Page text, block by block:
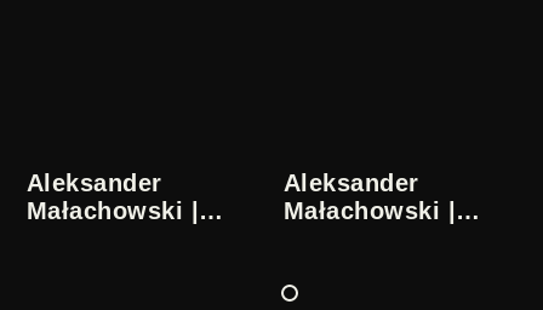
Aleksander
Małachowski |
Aleksander
Małachowski |